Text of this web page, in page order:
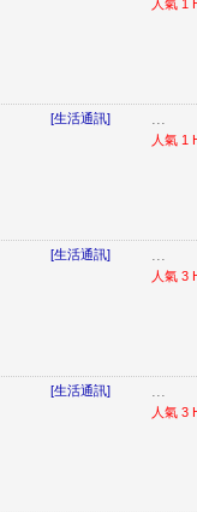
人氣 1
[生活通訊] ...
人氣 1
[生活通訊] ...
人氣 3
[生活通訊] ...
人氣 3